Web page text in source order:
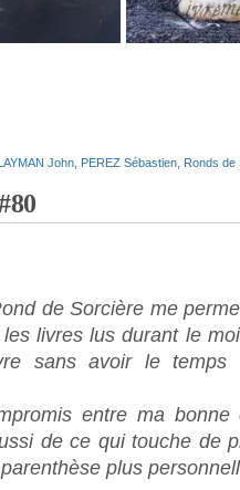
John PEREZ Sébastien Ronds de
de Sorcière me
livres lus durant le
sans avoir le temps
entre ma bonne
de ce qui touche de
plus